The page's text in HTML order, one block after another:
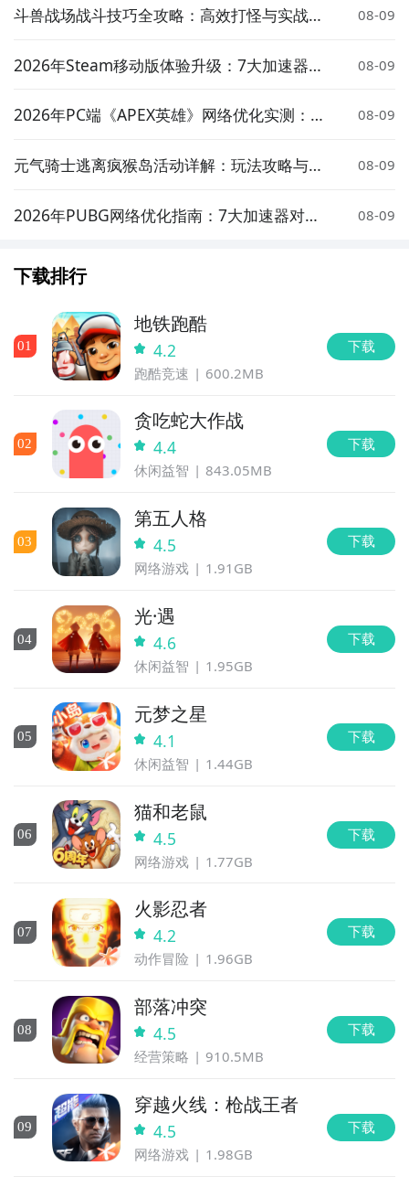
斗兽战场战斗技巧全攻略：高效打怪与实战策
08-09
2026年Steam移动版体验升级：7大加速器对
08-09
2026年PC端《APEX英雄》网络优化实测：7
08-09
元气骑士逃离疯猴岛活动详解：玩法攻略与奖
08-09
2026年PUBG网络优化指南：7大加速器对比
08-09
下载排行
01
地铁跑酷
4.2
跑酷竞速 600.2MB
下载
02
贪吃蛇大作战
4.4
休闲益智 843.05MB
下载
03
第五人格
4.5
网络游戏 1.91GB
下载
04
光·遇
4.6
休闲益智 1.95GB
下载
05
元梦之星
4.1
休闲益智 1.44GB
下载
06
猫和老鼠
4.5
网络游戏 1.77GB
下载
07
火影忍者
4.2
动作冒险 1.96GB
下载
08
部落冲突
4.5
经营策略 910.5MB
下载
09
穿越火线：枪战王者
4.5
网络游戏 1.98GB
下载